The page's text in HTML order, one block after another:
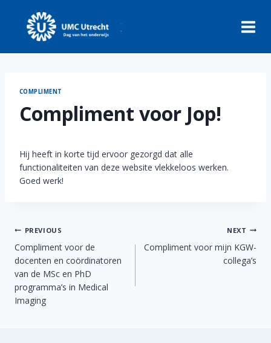
content
COMPLIMENT
Compliment voor Jop!
Hij heeft in korte tijd ervoor gezorgd dat alle
functionaliteiten van deze website vlekkeloos werken.
Goed werk!
Berichtnavigatie
PREVIOUS
Compliment voor de
docenten en coördinatoren
van de MSc en PhD
programma’s in Medical
Imaging
NEXT
Compliment voor mijn KGW-
collega’s